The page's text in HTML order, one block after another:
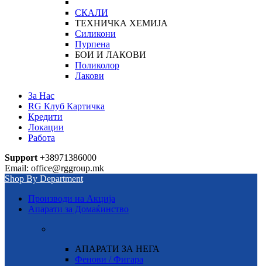
СКАЛИ
ТЕХНИЧКА ХЕМИЈА
Силикони
Пурпена
БОИ И ЛАКОВИ
Поликолор
Лакови
За Нас
RG Клуб Картичка
Кредити
Локации
Работа
Support +38971386000
Email: office@rggroup.mk
Shop By Department
Производи на Акција
Апарати за Домаќинство
АПАРАТИ ЗА НЕГА
Фенови / Фигара